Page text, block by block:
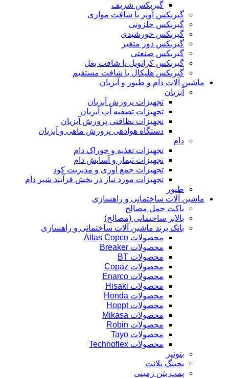
گیربکس شریف
گیربکس آویز یا شافت موازی
گیربکس حلزونی
گیربکس خورشیدی
گیربکس دور متغیر
گیربکس صنعتی
گیربکس کرانویل یا شافت بغل
گیربکس هلیکال یا شافت مستقیم
ماشین آلات دام و طیور و آبزیان
آبزیان
تجهیزات پرورش آبزیان
تجهیزات تصفیه آب آبزیان
تجهیزات نظافتی پرورش آبزیان
دستگاه هوادهی پرورش ماهی و آبزیان
دام
تجهیزات تغذیه و خوراک دام
تجهیزات تیمار و آسایش دام
تجهیزات جمع آوری و مدیریت کود
تجهیزات مورد نیاز در بخش فرآیند شیر دام
طیور
ماشین آلات ساختمانی و راهسازی
باکت حمل مصالح
بالابر ساختمانی (مصالح)
بانک برند ماشین آلات ساختمانی و راهسازی
محصولات Atlas Copco
محصولات Breaker
محصولات BT
محصولات Copaz
محصولات Enarco
محصولات Hisaki
محصولات Honda
محصولات Hoppt
محصولات Mikasa
محصولات Robin
محصولات Tayo
محصولات Technoflex
بتونیر
بچینگ پلانت
پمپ بتن زمینی